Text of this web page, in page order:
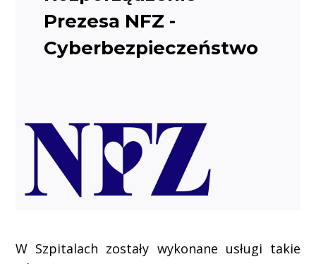
Prezesa NFZ -
Cyberbezpieczeństwo
W Szpitalach zostały wykonane usługi takie